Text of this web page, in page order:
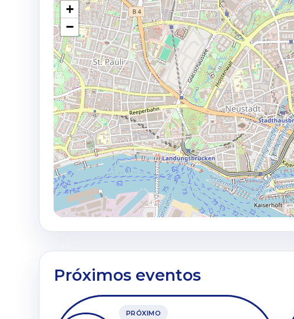
+
−
Próximos eventos
PRÓXIMO